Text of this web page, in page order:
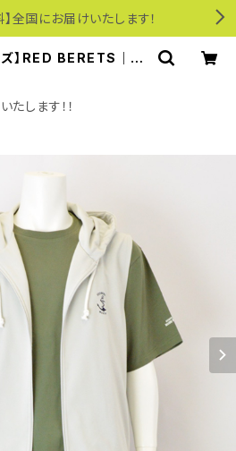
】全国にお届けいたします！
ズ】RED BERETS｜吸
| モリワンワールドオン
｜ビジネス・カジュアル
します！！